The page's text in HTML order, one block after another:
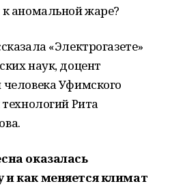
аномальной жаре?
«Электрогазете»
наук, доцент
Уфимского
Рита
оказалась
как меняется климат